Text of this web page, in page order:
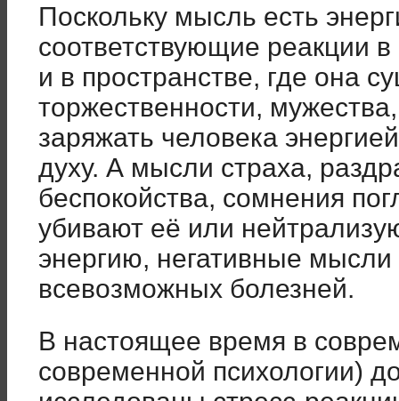
Поскольку мысль есть
соответствующие реакции
и в пространстве, где она
торжественности,
заряжать человека
духу. А мысли страха,
беспокойства, сомнения
убивают её или
энергию, негативные
всевозможных болезней.
В настоящее время в
современной психологии)